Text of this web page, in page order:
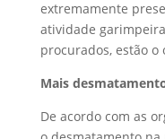
extremamente
atividade
procurados, estão
Mais
De acordo com as